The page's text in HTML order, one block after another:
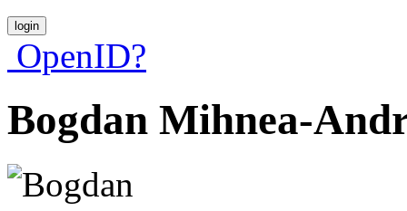
OpenID?
Bogdan Mihnea-